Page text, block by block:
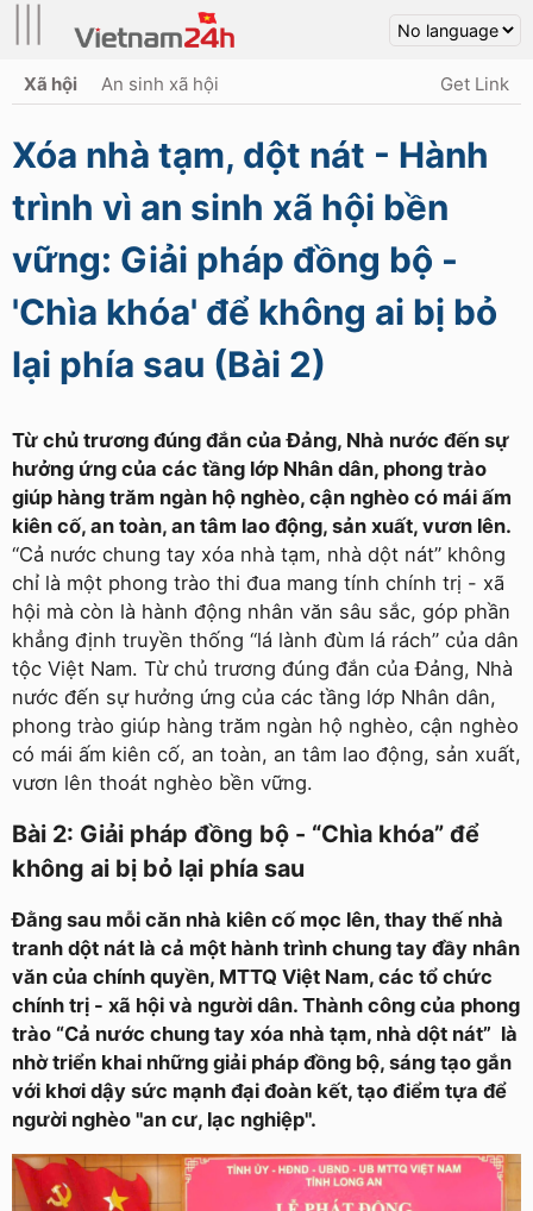
Xã hội An sinh xã hội Get Link
Xóa nhà tạm, dột nát - Hành
trình vì an sinh xã hội bền
vững: Giải pháp đồng bộ -
'Chìa khóa' để không ai bị bỏ
lại phía sau (Bài 2)
Từ chủ trương đúng đắn của Đảng, Nhà nước đến sự
hưởng ứng của các tầng lớp Nhân dân, phong trào
giúp hàng trăm ngàn hộ nghèo, cận nghèo có mái ấm
kiên cố, an toàn, an tâm lao động, sản xuất, vươn lên.
“Cả nước chung tay xóa nhà tạm, nhà dột nát” không
chỉ là một phong trào thi đua mang tính chính trị - xã
hội mà còn là hành động nhân văn sâu sắc, góp phần
khẳng định truyền thống “lá lành đùm lá rách” của dân
tộc Việt Nam. Từ chủ trương đúng đắn của Đảng, Nhà
nước đến sự hưởng ứng của các tầng lớp Nhân dân,
phong trào giúp hàng trăm ngàn hộ nghèo, cận nghèo
có mái ấm kiên cố, an toàn, an tâm lao động, sản xuất,
vươn lên thoát nghèo bền vững.
Bài 2: Giải pháp đồng bộ - “Chìa khóa” để
không ai bị bỏ lại phía sau
Đằng sau mỗi căn nhà kiên cố mọc lên, thay thế nhà
tranh dột nát là cả một hành trình chung tay đầy nhân
văn của chính quyền, MTTQ Việt Nam, các tổ chức
chính trị - xã hội và người dân. Thành công của phong
trào “Cả nước chung tay xóa nhà tạm, nhà dột nát” là
nhờ triển khai những giải pháp đồng bộ, sáng tạo gắn
với khơi dậy sức mạnh đại đoàn kết, tạo điểm tựa để
người nghèo "an cư, lạc nghiệp".